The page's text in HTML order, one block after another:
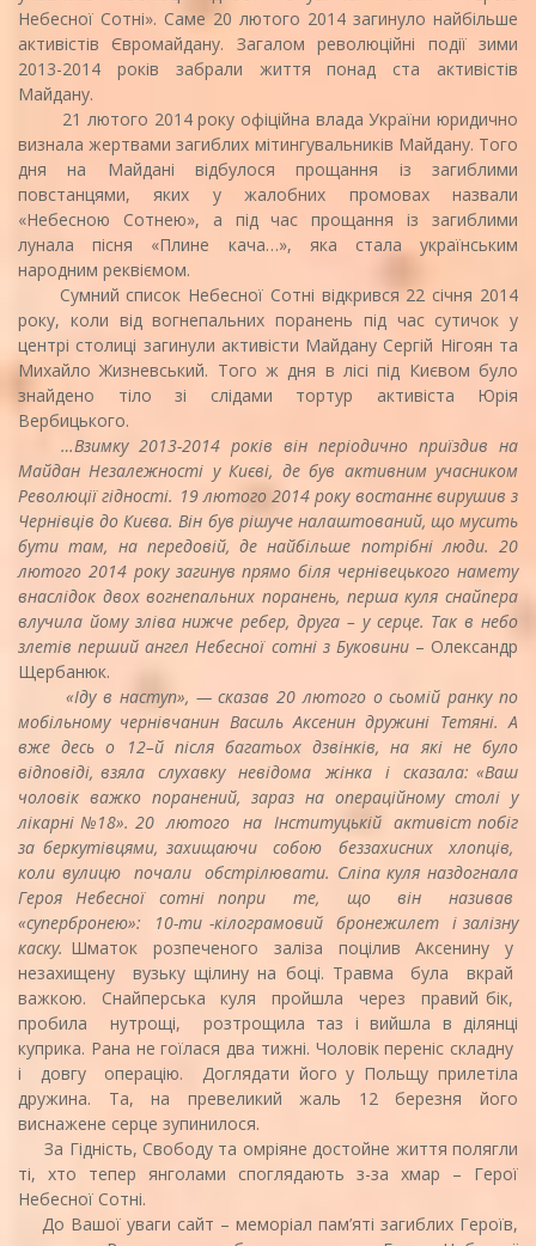
Небесної Сотні». Саме 20 лютого 2014 загинуло найбільше
активістів Євромайдану. Загалом революційні події зими
2013-2014 років забрали життя понад ста активістів
Майдану.
21 лютого 2014 року офіційна влада України юридично
визнала жертвами загиблих мітингувальників Майдану. Того
дня на Майдані відбулося прощання із загиблими
повстанцями, яких у жалобних промовах назвали
«Небесною Сотнею», а під час прощання із загиблими
лунала пісня «Плине кача…», яка стала українським
народним реквіємом.
Сумний список Небесної Сотні відкрився 22 січня 2014
року, коли від вогнепальних поранень під час сутичок у
центрі столиці загинули активісти Майдану Сергій Нігоян та
Михайло Жизневський. Того ж дня в лісі під Києвом було
знайдено тіло зі слідами тортур активіста Юрія
Вербицького.
…Взимку 2013-2014 років він періодично приїздив на
Майдан Незалежності у Києві, де був активним учасником
Революції гідності. 19 лютого 2014 року востаннє вирушив з
Чернівців до Києва. Він був рішуче налаштований, що мусить
бути там, на передовій, де найбільше потрібні люди. 20
лютого 2014 року загинув прямо біля чернівецького намету
внаслідок двох вогнепальних поранень, перша куля снайпера
влучила йому зліва нижче ребер, друга – у серце. Так в небо
злетів перший ангел Небесної сотні з Буковини– Олександр
Щербанюк.
«Іду в наступ», — сказав 20 лютого о сьомій ранку по
мобільному чернівчанин Василь Аксенин дружині Тетяні. А
вже десь о 12–й після багатьох дзвінків, на які не було
відповіді, взяла слухавку невідома жінка і сказала: «Ваш
чоловік важко поранений, зараз на операційному столі у
лікарні №18». 20 лютого на Інституцькій активіст побіг
за беркутівцями, захищаючи собою беззахисних хлопців,
коли вулицю почали обстрілювати. Сліпа куля наздогнала
Героя Небесної сотні попри те, що він називав
«супербронею»: 10-ти -кілограмовий бронежилет і залізну
каску. Шматок розпеченого заліза поцілив Аксенину у
незахищену вузьку щілину на боці. Травма була вкрай
важкою. Снайперська куля пройшла через правий бік,
пробила нутрощі, розтрощила таз і вийшла в ділянці
куприка. Рана не гоїлася два тижні. Чоловік переніс складну
і довгу операцію. Доглядати його у Польщу прилетіла
дружина. Та, на превеликий жаль 12 березня його
виснажене серце зупинилося.
За Гідність, Свободу та омріяне достойне життя полягли
ті, хто тепер янголами споглядають з-за хмар – Герої
Небесної Сотні.
До Вашої уваги сайт – меморіал пам’яті загиблих Героїв,